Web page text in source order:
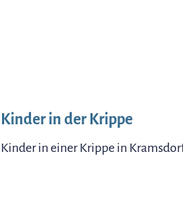
Kinder in der Krippe
Kinder in einer Krippe in